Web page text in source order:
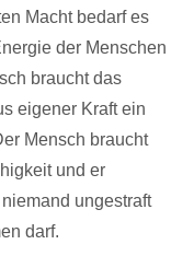
Macht bedarf es
der Menschen
braucht das
eigener Kraft ein
Mensch braucht
und er
ungestraft
darf.